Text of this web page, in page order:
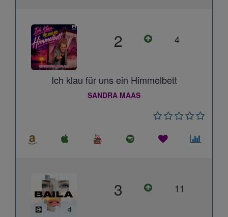
2 4
Ich klau für uns ein Himmelbett
SANDRA MAAS
3 11